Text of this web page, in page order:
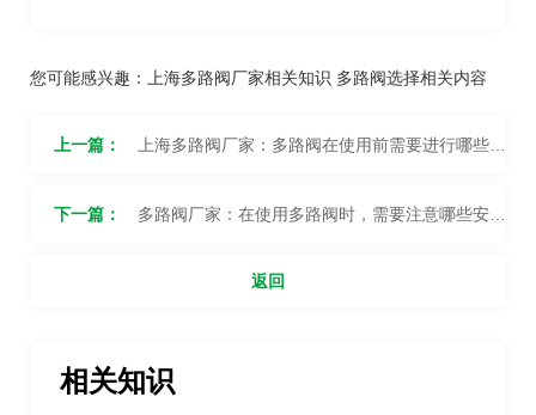
您可能感兴趣： 上海多路阀厂家相关知识 多路阀选择相关内容
上一篇： 上海多路阀厂家：多路阀在使用前需要进行哪些调
试和测试？
下一篇： 多路阀厂家：在使用多路阀时，需要注意哪些安全
返回
相关知识